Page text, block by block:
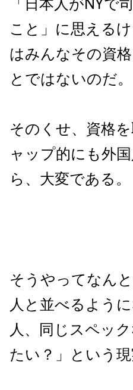
「日本人がNYで
こと」に思える
はみんなその資
とではないのだ。
そのくせ、資格
ャップ的にも外
ら、大変である。
そうやってなん
人と並べるよう
人、同じスペッ
たい？」という